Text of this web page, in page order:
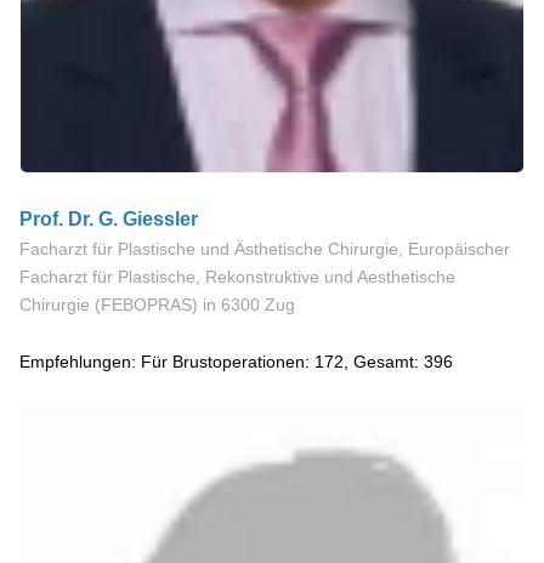
Prof. Dr. G. Giessler
Facharzt für Plastische und Ästhetische Chirurgie, Europäischer
Facharzt für Plastische, Rekonstruktive und Aesthetische
Chirurgie (FEBOPRAS) in 6300 Zug
Empfehlungen: Für Brustoperationen: 172, Gesamt: 396